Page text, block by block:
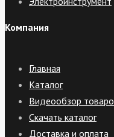
Компания
Главная
Каталог
Видеообзор
Скачать каталог
Доставка и оплата